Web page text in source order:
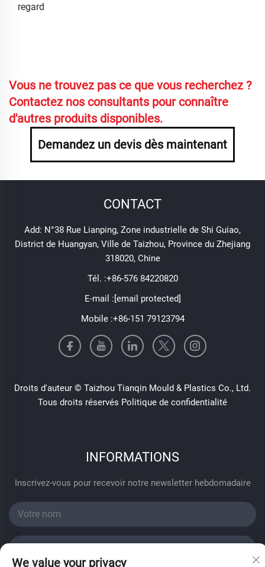
regard
Vous ne trouvez pas ce que vous recherchez ?
Contactez nos consultants pour connaître
d'autres produits disponibles.
Demandez un devis dès maintenant
CONTACT
Add: N°38 Rue Lianping, Zone industrielle de Shi Guiao,
District de Huangyan, Ville de Taizhou, Province du Zhejiang
318020, Chine
Tél. :+86-576 84220820
E-mail :[email protected]
Mobile :+86-151 79123794
Droits d'auteur © Taizhou Tianqin Mould & Plastics Co., Ltd.
Tous droits réservés Politique de confidentialité
INFORMATIONS
Inscrivez-vous pour recevoir notre newsletter hebdomadaire
We value your privacy